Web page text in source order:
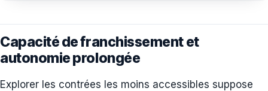
Capacité de franchissement et
autonomie prolongée
Explorer les contrées les moins accessibles suppose